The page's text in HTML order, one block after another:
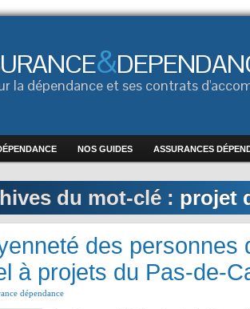
&
la dépendance et ses contrats
NOS GUIDES ASSURANCES
du mot-clé : projet
des personnes
à projets du Pas-de-
dépendance